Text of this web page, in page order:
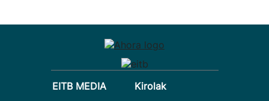
EITB MEDIA
Kirolak